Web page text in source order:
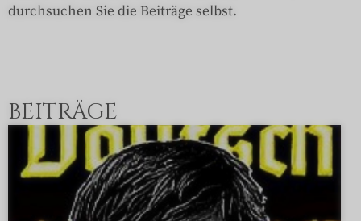
durchsuchen Sie die Beiträge selbst.
BEITRÄGE